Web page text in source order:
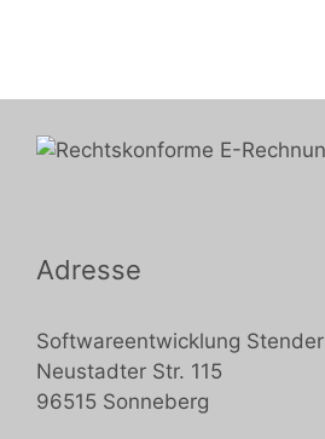
Adresse
Softwareentwicklung Stender
Neustadter Str. 115
96515 Sonneberg